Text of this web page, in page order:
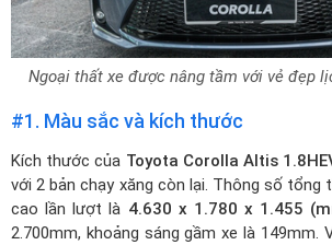
Ngoại thất xe được nâng tầm với vẻ đẹp
#1. Màu sắc và kích thước
Kích thước của Toyota Corolla Altis
với 2 bản chạy xăng còn lại. Thông số tổng
cao lần lượt là 4.630 x 1.780 x 1.455
2.700mm, khoảng sáng gầm xe là 149mm.